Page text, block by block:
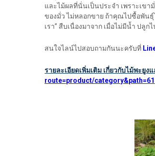
และไม้ผลที่นั่นเป็นประจำ เพราะเข
ของมั่ว ไม่หลอกขาย ถ้าคุณไปซื้อพันธุ์
เรา” สืบเนื่องมาจาก เมื่อไม่มีน้ำ ปลูก
สนใจไลน์ไปสอบถามกันนะครับที่
รายละเอียดเพิ่มเติม เกี่ยวกับไม้พะยูง
route=product/category&path=61